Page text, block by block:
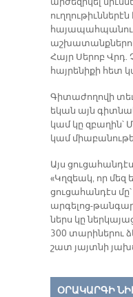
արժեզրկել
Հայր Սերոբ Վրդ.
հայրենիքի հետ
Գիտաժողովի
եկան այն
կամ կը զբաղին՝
կամ
Այս
«Կղզեակ, որ մեզ
ցուցահանդէս
արգելոց-
ներս կը
300 տարիներու
շատ յայտնի
ՕՐԱԿԱՐԳԻ